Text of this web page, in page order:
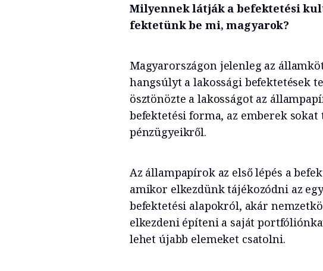
Milyennek látják a befektetési
fektetünk be mi, magyarok?
Magyarországon jelenleg az
hangsúlyt a lakossági befektetések
ösztönözte a lakosságot az
befektetési forma, az emberek
pénzügyeikről.
Az állampapírok az első lépés a
amikor elkezdünk tájékozódni az
befektetési alapokról, akár
elkezdeni építeni a saját
lehet újabb elemeket csatolni.